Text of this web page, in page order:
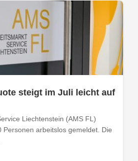
steigt im Juli leicht auf
Liechtenstein (AMS FL)
Personen arbeitslos gemeldet. Die